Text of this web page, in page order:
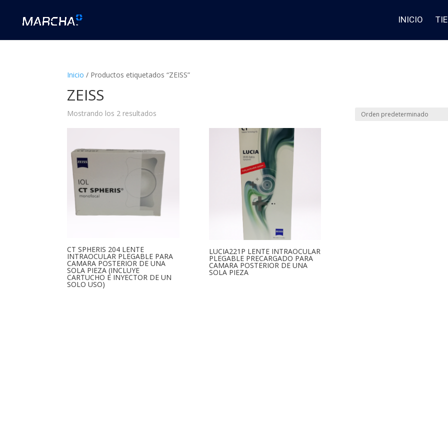
INICIO
Inicio / Productos etiquetados “ZEISS”
ZEISS
Mostrando los 2 resultados
CT SPHERIS 204 LENTE
INTRAOCULAR PLEGABLE PARA
CAMARA POSTERIOR DE UNA
SOLA PIEZA (INCLUYE
CARTUCHO E INYECTOR DE UN
SOLO USO)
LUCIA221P LENTE INTRAOCULAR
PLEGABLE PRECARGADO PARA
CAMARA POSTERIOR DE UNA
SOLA PIEZA